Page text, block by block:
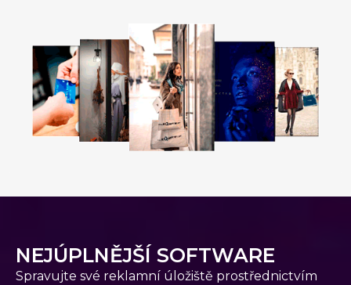
NEJÚPLNĚJŠÍ SOFTWARE
Spravujte své reklamní úložiště prostřednictvím